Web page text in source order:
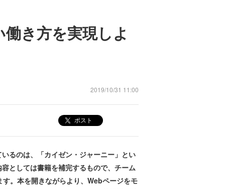
き方を実現しよ
2019/10/31 11:00
ポスト
るのは、「カイゼン・ジャーニー」とい
としては書籍を補完するもので、チーム
。本を開きながらより、Webページをモ